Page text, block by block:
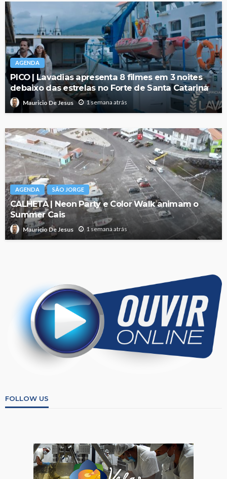
AGENDA
PICO | Lavadias apresenta 8 filmes em 3 noites
debaixo das estrelas no Forte de Santa Catarina
Mauricio De Jesus 1 semana atrás
AGENDA SÃO JORGE
CALHETA | Neon Party e Color Walk animam o
Summer Cais
Mauricio De Jesus 1 semana atrás
FOLLOW US